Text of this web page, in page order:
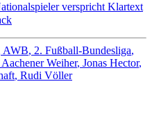
verspricht Klartext
AWB 2. Fußball-Bundesliga
Aachener Weiher Jonas Hector
Rudi Völler